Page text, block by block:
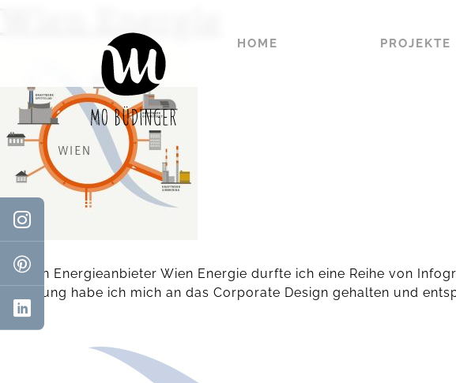
HOME PROJEKTE
Für den Energieanbieter Wien Energie durfte ich eine Reihe von
Erstellung habe ich mich an das Corporate Design gehalten und